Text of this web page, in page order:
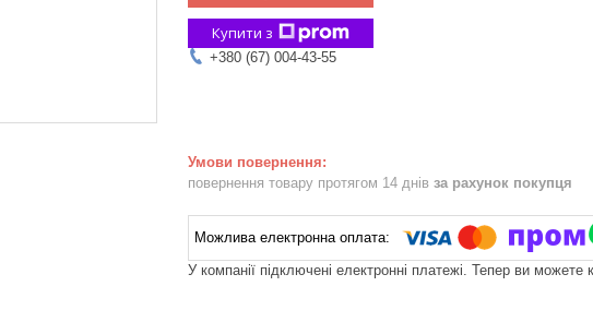
Купити з
+380 (67) 004-43-55
повернення товару протягом 14 днів за рахунок покупця
У компанії підключені електронні платежі. Тепер ви